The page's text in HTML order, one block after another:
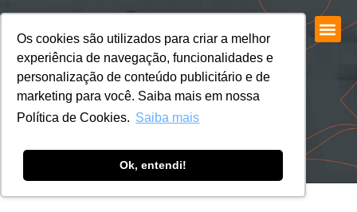
Os cookies são utilizados para criar a melhor
experiência de navegação, funcionalidades e
personalização de conteúdo publicitário e de
marketing para você. Saiba mais em nossa
Política de Cookies. Saiba mais
Ok, entendi!